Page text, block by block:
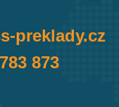
preklady.cz
873